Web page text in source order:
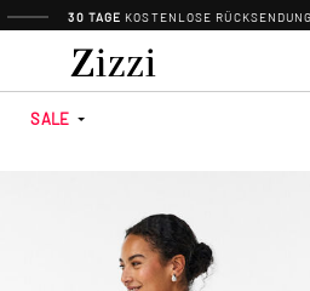
30 TAGE KOSTENLOSE
SALE